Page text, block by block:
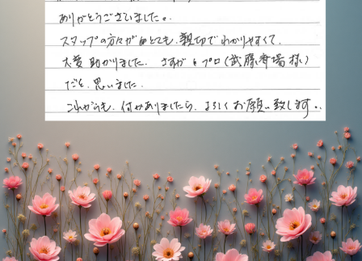
直葬・火葬式
葬儀豆知識
お葬式の全体像と2日間の
スケジュール｜初めての方
丁寧に解説
お葬式の費用の内訳と
場・事前相談のすすめ
内の葬儀社がわかりや
解説